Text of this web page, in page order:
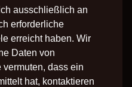
ausschließlich an
erforderliche
erreicht haben. Wir
Daten von
dass ein
hat, kontaktieren